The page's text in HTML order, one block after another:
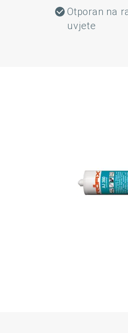
Otporan na
uvjete